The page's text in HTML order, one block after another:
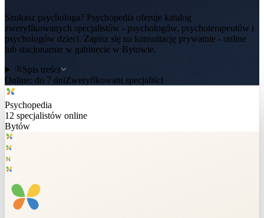
Szukasz psychologa? Psychopedia oferuje katalog
zweryfikowanych specjalistów - psychologów, psychoterapeutów i
psychologów dzieci. Zapisz się na konsultację prywatnie - online
lub stacjonarnie w gabinecie w Bytowie.
Spis treści
Online: do 7 dniZweryfikowani specjaliści
Psychopedia
12 specjalistów online
Bytów